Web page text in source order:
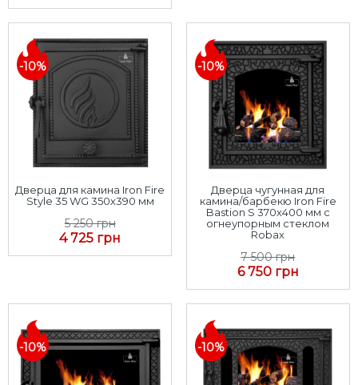
-10%
Дверца для камина Iron Fire
Style 35 WG 350х390 мм
5 250 грн
4 725 грн
-10%
Дверца чугунная для
камина/барбекю Iron Fire
Bastion S 370х400 мм с
огнеупорным стеклом
Robax
7 500 грн
6 750 грн
-10% -10%